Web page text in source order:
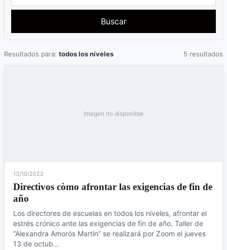
Buscar
Resultados para: todos los niveles 5 resultados
Imagen no disponible
13/10/2022
Directivos còmo afrontar las exigencias de fin de
año
Los directores de escuelas en todos los niveles, afrontar el
estrés crónico ante las exigencias de fin de año. Taller de
“Alexandra Amorós Martín” se realizará por Zoom el jueves
13 de octub...